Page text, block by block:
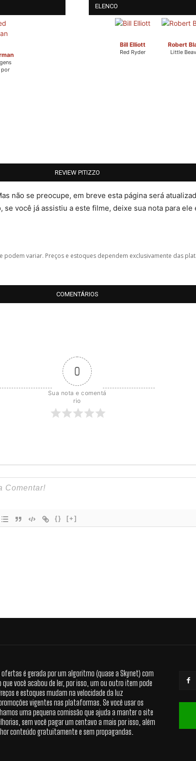
por
ELENCO
Bill Elliott
Red Ryder
Robert
Little
REVIEW PITIZZO
não se preocupe, em breve esta página será
você já assistiu a este filme, deixe sua nota para
variar. Preços e estoques dependem exclusivamente das
COMENTÁRIOS
0
Sua nota e comentá
rio
{} [+]
ofertas é gerada por um algoritmo (quase a Skynet) com
você acabou de ler, por isso, um ou outro item pode
e estoques mudam na velocidade da luz
vigentes nas plataformas. Se você usar os
uma pequena comissão que ajuda a manter o site
sem você pagar um centavo a mais por isso, além
conteúdo gratuitamente e sem propagandas.